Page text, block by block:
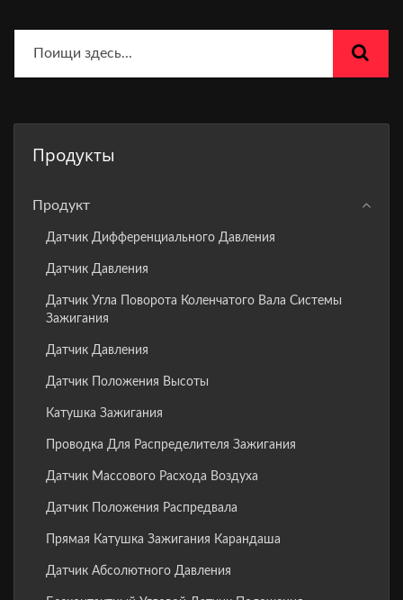
Продукты
Продукт
Датчик Дифференциального Давления
Датчик Давления
Датчик Угла Поворота Коленчатого Вала Системы
Зажигания
Датчик Давления
Датчик Положения Высоты
Катушка Зажигания
Проводка Для Распределителя Зажигания
Датчик Массового Расхода Воздуха
Датчик Положения Распредвала
Прямая Катушка Зажигания Карандаша
Датчик Абсолютного Давления